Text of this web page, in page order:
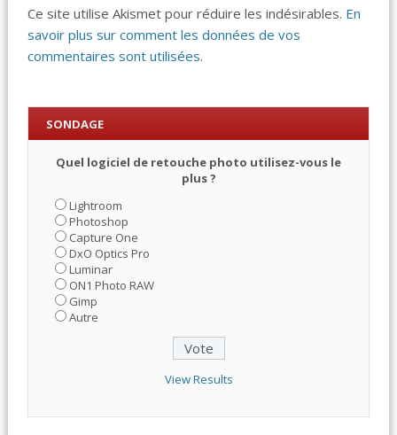
Ce site utilise Akismet pour réduire les indésirables. En
savoir plus sur comment les données de vos
commentaires sont utilisées.
SONDAGE
Quel logiciel de retouche photo utilisez-vous le
plus ?
Lightroom
Photoshop
Capture One
DxO Optics Pro
Luminar
ON1 Photo RAW
Gimp
Autre
View Results